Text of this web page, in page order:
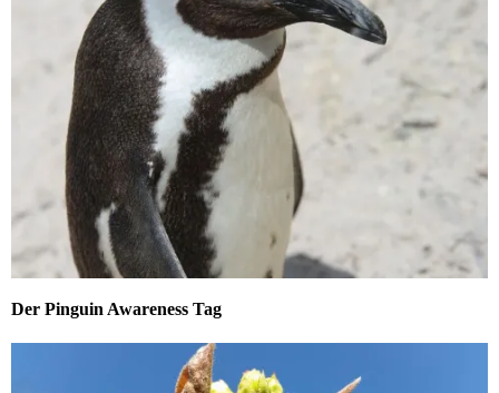
Der Pinguin Awareness Tag